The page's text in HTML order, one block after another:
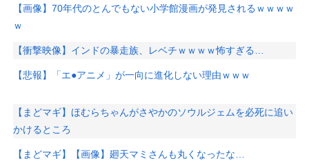
【画像】70年代のとんでもない小学館漫画が発見されるｗｗｗｗ
ｗ
【衝撃映像】インドの暴走族、レベチｗｗｗｗ怖すぎる…
【悲報】「エ●アニメ」が一向に進化しない理由ｗｗｗ
【まどマギ】ほむらちゃんがさやかのソウルジェムを必死に追い
かけるところ
【まどマギ】【画像】廻天マミさんも丸くなったな…